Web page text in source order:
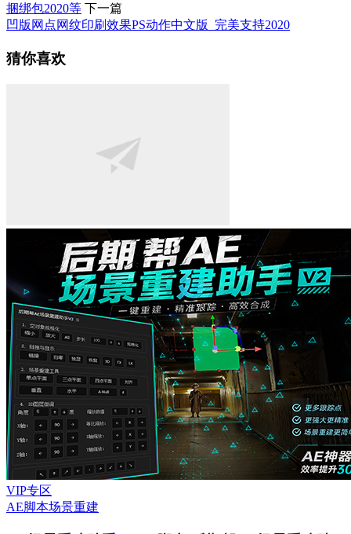
捆绑包2020等 下一篇
凹版网点网纹印刷效果PS动作中文版_完美支持2020
猜你喜欢
VIP专区
AE脚本场景重建